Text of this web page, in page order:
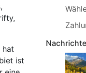
hat
ist